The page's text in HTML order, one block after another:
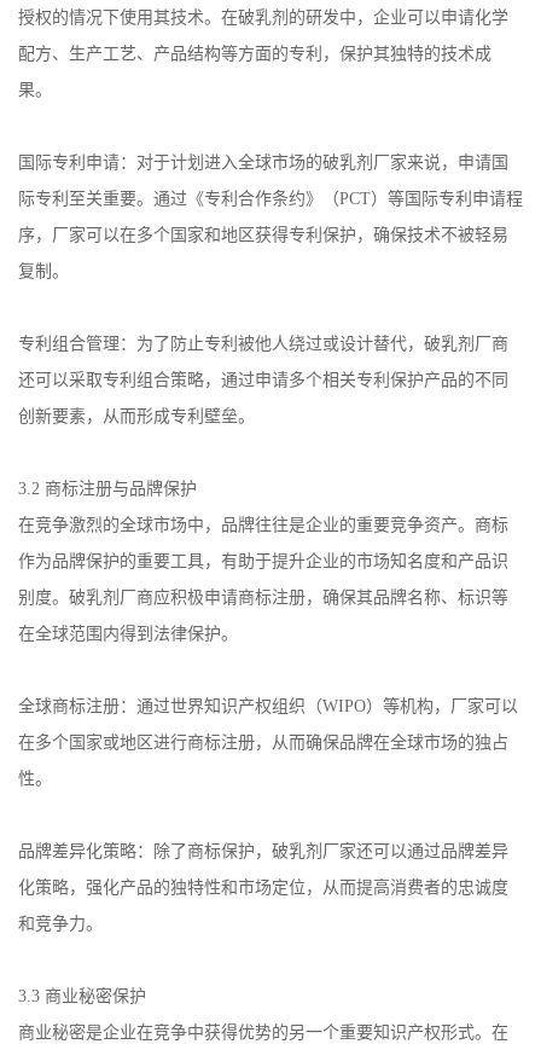
授权的情况下使用其技术。在破乳剂的研发中，企业可以申请化学
配方、生产工艺、产品结构等方面的专利，保护其独特的技术成
果。
国际专利申请：对于计划进入全球市场的破乳剂厂家来说，申请国
际专利至关重要。通过《专利合作条约》（PCT）等国际专利申请程
序，厂家可以在多个国家和地区获得专利保护，确保技术不被轻易
复制。
专利组合管理：为了防止专利被他人绕过或设计替代，破乳剂厂商
还可以采取专利组合策略，通过申请多个相关专利保护产品的不同
创新要素，从而形成专利壁垒。
3.2 商标注册与品牌保护
在竞争激烈的全球市场中，品牌往往是企业的重要竞争资产。商标
作为品牌保护的重要工具，有助于提升企业的市场知名度和产品识
别度。破乳剂厂商应积极申请商标注册，确保其品牌名称、标识等
在全球范围内得到法律保护。
全球商标注册：通过世界知识产权组织（WIPO）等机构，厂家可以
在多个国家或地区进行商标注册，从而确保品牌在全球市场的独占
性。
品牌差异化策略：除了商标保护，破乳剂厂家还可以通过品牌差异
化策略，强化产品的独特性和市场定位，从而提高消费者的忠诚度
和竞争力。
3.3 商业秘密保护
商业秘密是企业在竞争中获得优势的另一个重要知识产权形式。在